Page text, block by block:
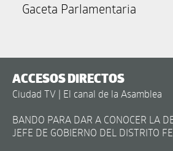
Gaceta Parlamentaria
ACCESOS DIRECTOS
Ciudad TV | El canal de la Asamblea
BANDO PARA DAR A CONOCER LA
JEFE DE GOBIERNO DEL DISTRITO